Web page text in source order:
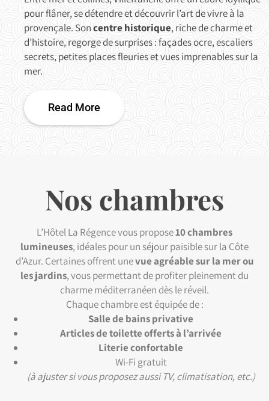
pour flâner, se détendre et découvrir l’art de vivre à la
provençale. Soncentre historique, riche de charme et
d’histoire, regorge de surprises : façades ocre, escaliers
secrets, petites places fleuries et vues imprenables sur la
mer.
Read More
Nos chambres
L’Hôtel La Régence vous propose10 chambres
lumineuses, idéales pour un séjour paisible sur la Côte
d’Azur. Certaines offrent unevue agréable sur la mer ou
les jardins, vous permettant de profiter pleinement du
charme méditerranéen dès le réveil.
Chaque chambre est équipée de :
Salle de bains privative
Articles de toilette offerts à l’arrivée
Literie confortable
Wi-Fi gratuit
(à ajuster si vous proposez aussi TV, climatisation, etc.)